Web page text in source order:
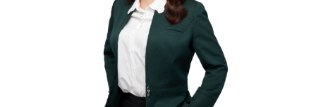
5 年以下
10-20 年